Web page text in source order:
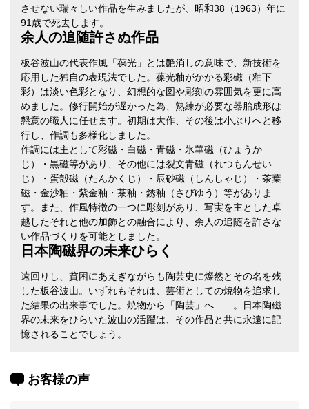
させない瑞々しい作品を生みましたが、昭和38（1963）年に
91歳で死去します。
余人の追随許さぬ作品
板谷波山の代表作風「葆光」とは艶消しの意味で、新技術を
応用した独自の表現法でした。葆光釉がかかる彩磁（釉下
彩）は淡い色彩となり、幻想的な図や彫刻の雰囲気を更に高
めました。修行開始が遅かった為、熟練が必要な器胎成形は
懇意の職人に任せます。初期は大作、その後は小ぶりへと移
行し、作調も多様化しました。
作調には主として彩磁・白磁・青磁・氷華磁（ひょうか
じ）・黒磁等があり、その他には裂文青磁（れつもんせい
じ）・蛋殻磁（たんかくじ）・辰砂磁（しんしゃじ）・茶葉
磁・金沙釉・紫金釉・茶釉・銹釉（さびゆう）等がありま
す。また、作風特徴の一つに彫刻があり、写実を主とした卓
越したそれと他の加飾との融合により、余人の追随を許さな
い作品づくりを可能としました。
日本陶磁界の未来ひらく
遠回りし、貧困にあえぎながらも陶芸史に燦然とその名を残
した板谷波山。いずれもそれは、芸術としての焼物を追求し
た結果の出来事でした。焼物から「陶芸」へ――。日本陶磁
界の未来をひらいた波山の活躍は、その作品と共に永遠に記
憶されることでしょう。
お客様の声